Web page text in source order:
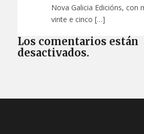
Nova Galicia Edicións, con
vinte e cinco […]
Los comentarios están
desactivados.